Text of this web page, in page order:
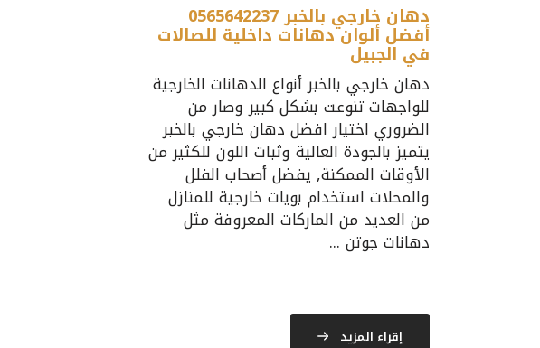
دهان خارجي بالخبر 0565642237
أفضل ألوان دهانات داخلية للصالات
في الجبيل
دهان خارجي بالخبر أنواع الدهانات الخارجية
للواجهات تنوعت بشكل كبير وصار من
الضروري اختيار افضل دهان خارجي بالخبر
يتميز بالجودة العالية وثبات اللون للكثير من
الأوقات الممكنة, يفضل أصحاب الفلل
والمحلات استخدام بويات خارجية للمنازل
من العديد من الماركات المعروفة مثل
دهانات جوتن ...
إقراء المزيد